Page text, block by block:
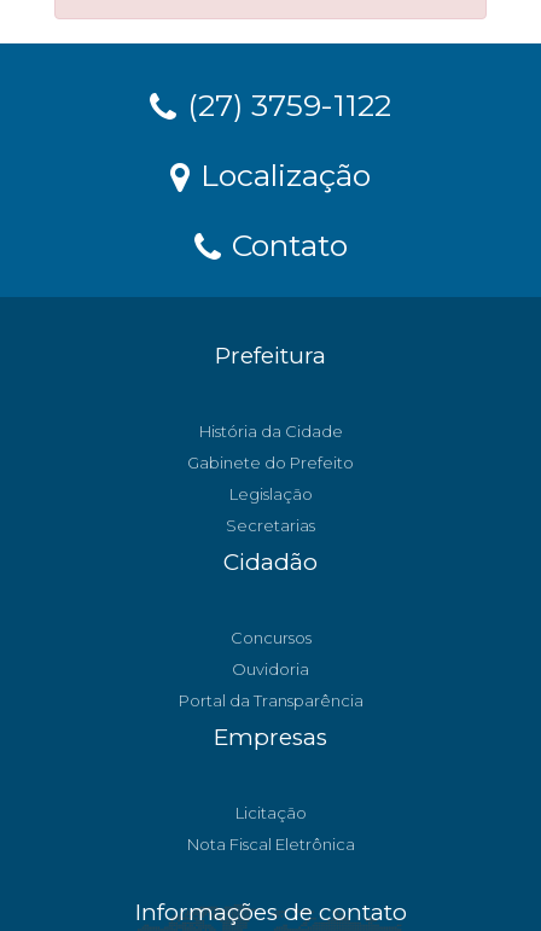
(27) 3759-1122
Localização
Contato
Prefeitura
História da Cidade
Gabinete do Prefeito
Legislação
Secretarias
Cidadão
Concursos
Ouvidoria
Portal da Transparência
Empresas
Licitação
Nota Fiscal Eletrônica
Informações de contato